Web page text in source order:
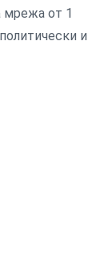
мрежа от 1
и